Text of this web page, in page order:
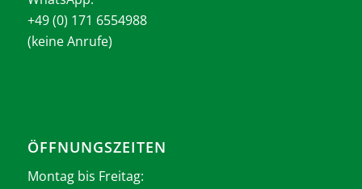
+49 (0) 171 6554988
(keine Anrufe)
ÖFFNUNGSZEITEN
Montag bis Freitag: